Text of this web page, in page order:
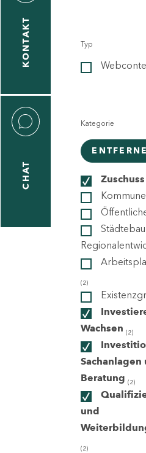
KONTAKT
CHAT
Typ
Kategorie
Zuschuss
(2)
Wachsen (2)
Sachanlagen
Beratung (2)
und
(2)